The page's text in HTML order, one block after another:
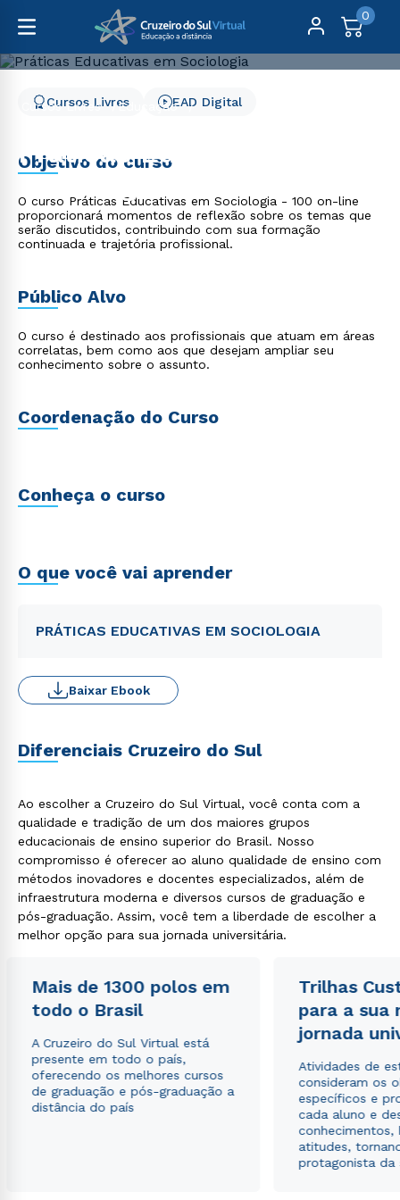
0
Cursos Livres
Educação
Práticas Educativas em
Sociologia
Cursos Livres EAD Digital
Objetivo do curso
O curso Práticas Educativas em Sociologia - 100 on-line
proporcionará momentos de reflexão sobre os temas que
serão discutidos, contribuindo com sua formação
continuada e trajetória profissional.
Público Alvo
O curso é destinado aos profissionais que atuam em áreas
correlatas, bem como aos que desejam ampliar seu
conhecimento sobre o assunto.
Coordenação do Curso
Conheça o curso
O que você vai aprender
PRÁTICAS EDUCATIVAS EM SOCIOLOGIA
Baixar Ebook
Diferenciais Cruzeiro do Sul
Ao escolher a Cruzeiro do Sul Virtual, você conta com a
qualidade e tradição de um dos maiores grupos
educacionais de ensino superior do Brasil. Nosso
compromisso é oferecer ao aluno qualidade de ensino com
métodos inovadores e docentes especializados, além de
infraestrutura moderna e diversos cursos de graduação e
pós-graduação. Assim, você tem a liberdade de escolher a
melhor opção para sua jornada universitária.
Mais de 1300 polos em
todo o Brasil
A Cruzeiro do Sul Virtual está
presente em todo o país,
oferecendo os melhores cursos
de graduação e pós-graduação a
distância do país
Trilhas
para a sua
jornada
Atividades de
consideram os
específicos e
cada aluno e
conhecimentos,
atitudes,
protagonista da